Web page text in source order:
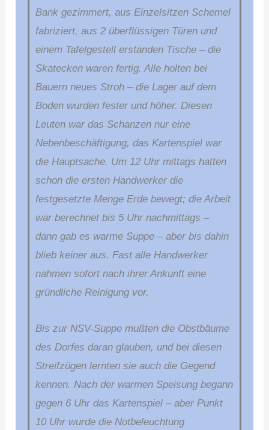
Bank gezimmert, aus Einzelsitzen Schemel
fabriziert, aus 2 überflüssigen Türen und
einem Tafelgestell erstanden Tische – die
Skatecken waren fertig. Alle holten bei
Bauern neues Stroh – die Lager auf dem
Boden wurden fester und höher. Diesen
Leuten war das Schanzen nur eine
Nebenbeschäftigung, das Kartenspiel war
die Hauptsache. Um 12 Uhr mittags hatten
schon die ersten Handwerker die
festgesetzte Menge Erde bewegt; die Arbeit
war berechnet bis 5 Uhr nachmittags –
dann gab es warme Suppe – aber bis dahin
blieb keiner aus. Fast alle Handwerker
nahmen sofort nach ihrer Ankunft eine
gründliche Reinigung vor.
Bis zur NSV-Suppe mußten die Obstbäume
des Dorfes daran glauben, und bei diesen
Streifzügen lernten sie auch die Gegend
kennen. Nach der warmen Speisung begann
gegen 6 Uhr das Kartenspiel – aber Punkt
10 Uhr wurde die Notbeleuchtung